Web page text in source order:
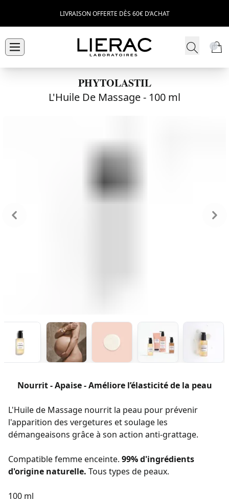
LIVRAISON OFFERTE DÈS 60€ D’ACHAT
PHYTOLASTIL
L'Huile De Massage - 100 ml
Nourrit - Apaise - Améliore l’élasticité de la peau
L'Huile de Massage nourrit la peau pour prévenir
l'apparition des vergetures et soulage les
démangeaisons grâce à son action anti-grattage.
Compatible femme enceinte. 99% d'ingrédients
d'origine naturelle. Tous types de peaux.
100 ml